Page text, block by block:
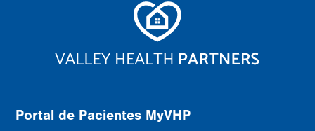
Portal de Pacientes MyVHP